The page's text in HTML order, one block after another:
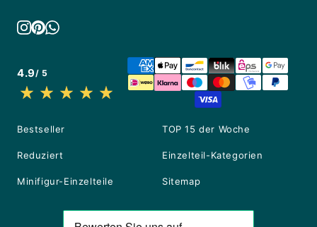
4.9/ 5
Bestseller TOP 15 der Woche
Reduziert Einzelteil-Kategorien
Minifigur-Einzelteile Sitemap